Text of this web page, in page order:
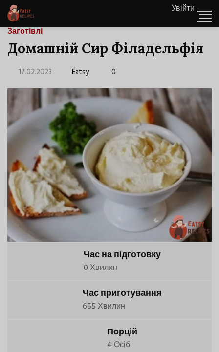
Увійти
Заготівлі
Домашній Сир Філадельфія
17.02.2023 Eatsy 0
Час на підготовку
0 Хвилин
Час приготування
655 Хвилин
Порцій
4 Осіб